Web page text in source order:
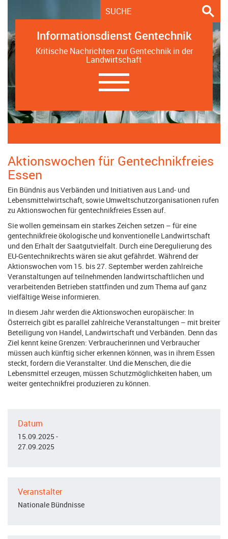
Informationsdienst Gentechnik
Kritische Nachrichten zur Gentechnik in der
Landwirtschaft
Navigation
ein-/ausblenden
Datum
15.09.2025 -
27.09.2025
Veranstalter
Nationale Bündnisse
Aktionswochen für Gentechnikfreies
Essen
Ein Bündnis aus Verbänden und Initiativen aus Land- und
Lebensmittelwirtschaft, sowie Umweltschutzorganisationen rufen
zu Aktionswochen für gentechnikfreies Essen auf.
Sie wollen gemeinsam ein starkes Zeichen setzen – für eine
gentechnikfreie ökologische und konventionelle Landwirtschaft
und den Erhalt der Saatgutvielfalt. Durch eine Deregulierung des
EU-Gentechnikrechts wären sie akut gefährdet. Während der
Aktionswochen vom 15. bis 27. September werden zahlreiche
Veranstaltungen auf teilnehmenden landwirtschaftlichen und
verarbeitenden Betrieben stattfinden und zum Thema auf ganz
vielfältige Weise informieren.
In diesem Jahr werden die Aktionswochen europäischer: In
Österreich gibt es parallel zahlreiche Veranstaltungen – mit breiter
Beteiligung von Handel, Landwirtschaft und Verbänden. Denn das
Ziel kennt keine Grenzen: Verbraucherinnen und Verbraucher
müssen auch künftig sicher erkennen können, was in ihrem Essen
steckt, fordern die Veranstalter. Und die Menschen, die die
Lebensmittel erzeugen, müssen Schutzmöglichkeiten haben, um
weiter gentechnikfrei produzieren zu können.